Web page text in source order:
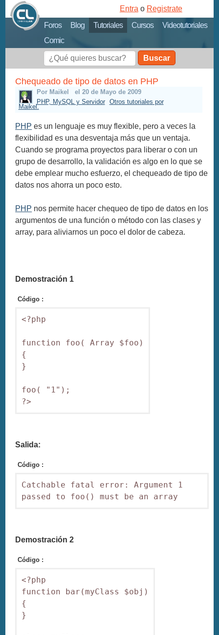
Foros Blog Tutoriales Cursos
Videotutoriales
Comic
Entra o Registrate
Buscar
Chequeado de tipo de datos en PHP
Por Maikel
el 20 de Mayo de 2009
PHP, MySQL y Servidor
Otros tutoriales por
Maikel.
PHP es un lenguaje es muy flexible, pero a veces la
flexibilidad es una desventaja más que un ventaja.
Cuando se programa proyectos para liberar o con un
grupo de desarrollo, la validación es algo en lo que se
debe emplear mucho esfuerzo, el chequeado de tipo de
datos nos ahorra un poco esto.
PHP nos permite hacer chequeo de tipo de datos en los
argumentos de una función o método con las clases y
array, para aliviarnos un poco el dolor de cabeza.
Demostración 1
Código :
<?php
function foo( Array $foo)
{
}
foo( "1");
?>
Salida:
Código :
Catchable fatal error: Argument 1
Demostración 2
Código :
<?php
function bar(myClass $obj)
{
}